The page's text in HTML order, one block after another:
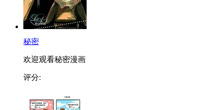
秘密
欢迎观看秘密漫画
评分: